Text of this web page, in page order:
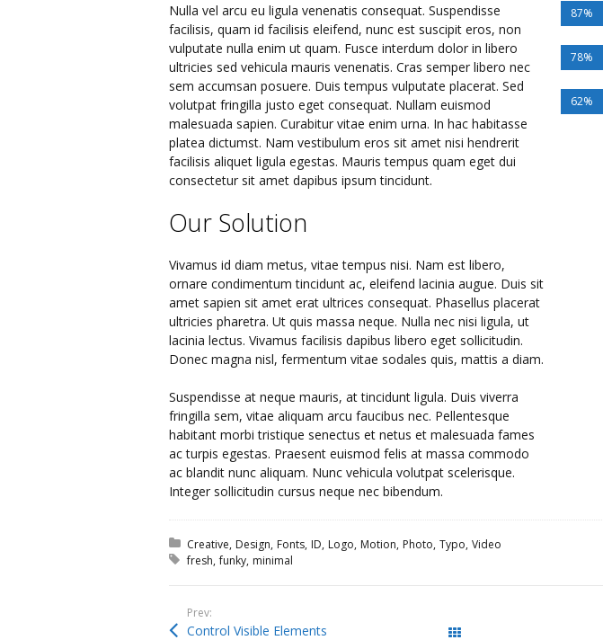
Nulla vel arcu eu ligula venenatis consequat. Suspendisse
facilisis, quam id facilisis eleifend, nunc est suscipit eros, non
vulputate nulla enim ut quam. Fusce interdum dolor in libero
ultricies sed vehicula mauris venenatis. Cras semper libero nec
sem accumsan posuere. Duis tempus vulputate placerat. Sed
volutpat fringilla justo eget consequat. Nullam euismod
malesuada sapien. Curabitur vitae enim urna. In hac habitasse
platea dictumst. Nam vestibulum eros sit amet nisi hendrerit
facilisis aliquet ligula egestas. Mauris tempus quam eget dui
consectetur sit amet dapibus ipsum tincidunt.
Our Solution
Vivamus id diam metus, vitae tempus nisi. Nam est libero,
ornare condimentum tincidunt ac, eleifend lacinia augue. Duis sit
amet sapien sit amet erat ultrices consequat. Phasellus placerat
ultricies pharetra. Ut quis massa neque. Nulla nec nisi ligula, ut
lacinia lectus. Vivamus facilisis dapibus libero eget sollicitudin.
Donec magna nisl, fermentum vitae sodales quis, mattis a diam.
Suspendisse at neque mauris, at tincidunt ligula. Duis viverra
fringilla sem, vitae aliquam arcu faucibus nec. Pellentesque
habitant morbi tristique senectus et netus et malesuada fames
ac turpis egestas. Praesent euismod felis at massa commodo
ac blandit nunc aliquam. Nunc vehicula volutpat scelerisque.
Integer sollicitudin cursus neque nec bibendum.
87
78
62
Posted in:
Creative Design Fonts ID Logo Motion Photo Typo Video
Tagged with:
fresh funky minimal
Prev:
Control Visible Elements